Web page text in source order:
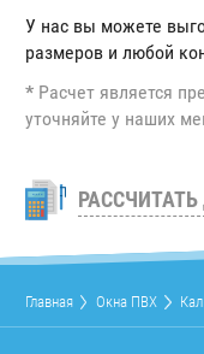
У нас вы можете
размеров и любой
* Расчет является
уточняйте у наших
Главная Окна ПВХ